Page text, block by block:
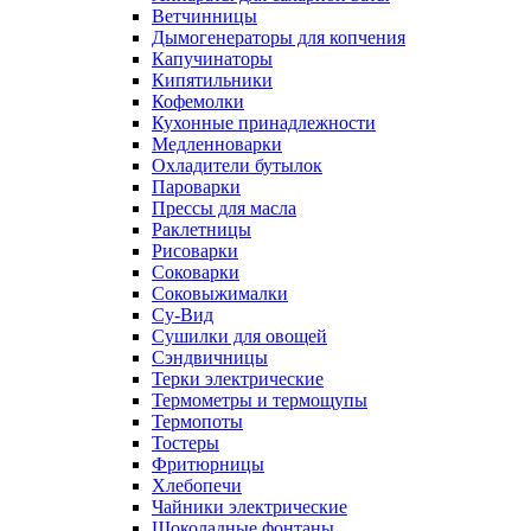
Ветчинницы
Дымогенераторы для копчения
Капучинаторы
Кипятильники
Кофемолки
Кухонные принадлежности
Медленноварки
Охладители бутылок
Пароварки
Прессы для масла
Раклетницы
Рисоварки
Соковарки
Соковыжималки
Су-Вид
Сушилки для овощей
Сэндвичницы
Терки электрические
Термометры и термощупы
Термопоты
Тостеры
Фритюрницы
Хлебопечи
Чайники электрические